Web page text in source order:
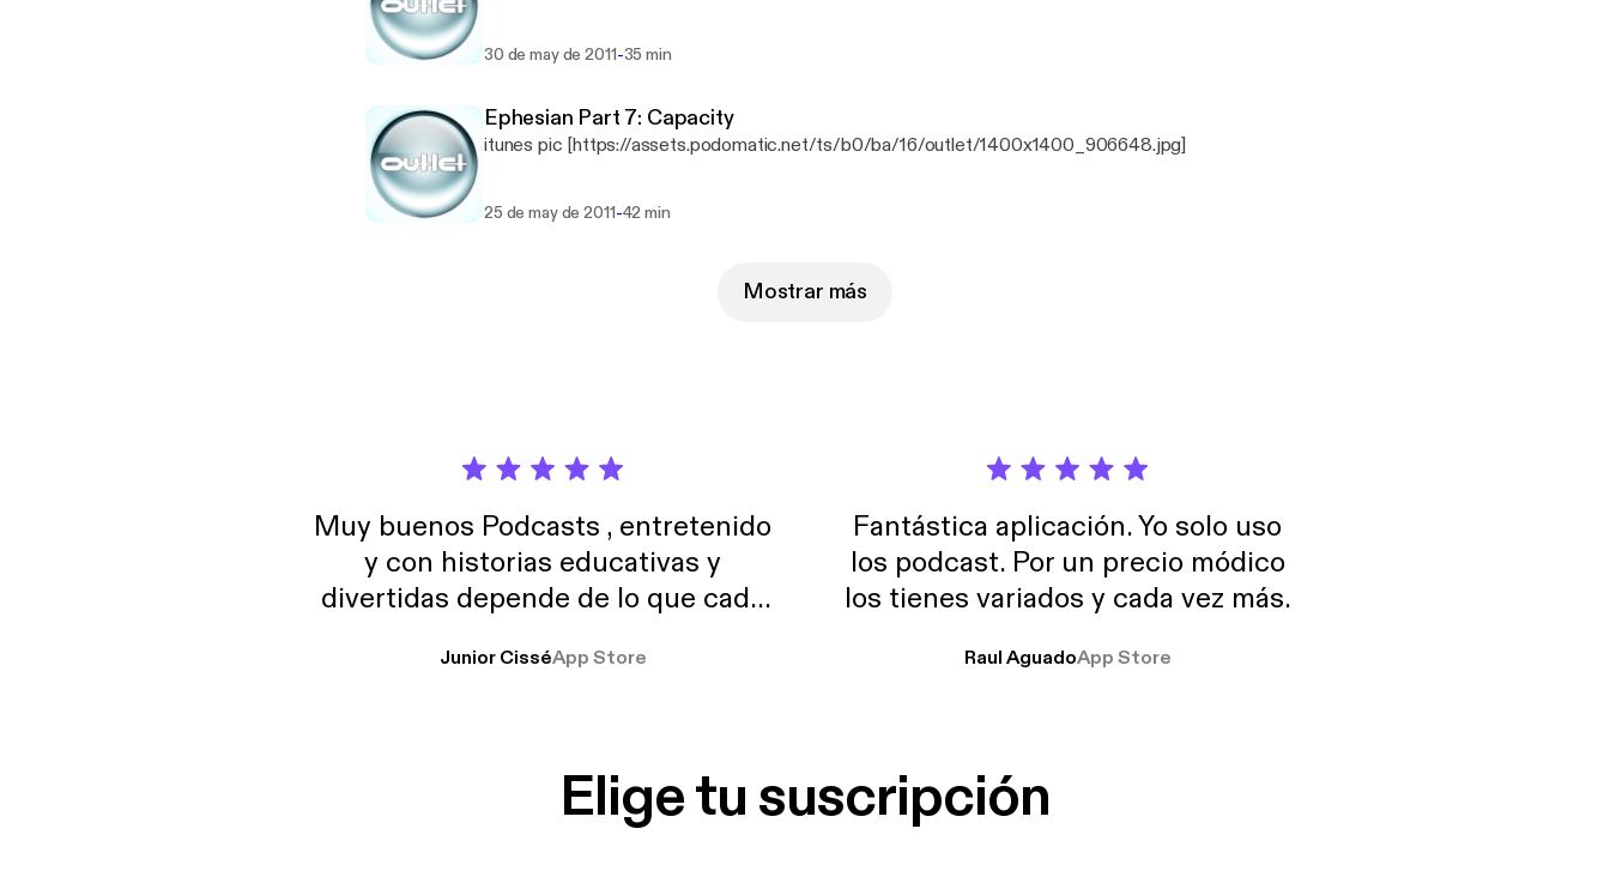
30 de may de 2011-35 min
Ephesian Part 7: Capacity
itunes pic [https://assets.podomatic.net/ts/b0/ba/16/outlet/1400x1400_906648.jpg]
25 de may de 2011-42 min
Mostrar más
Muy buenos Podcasts , entretenido
y con historias educativas y
divertidas depende de lo que cada
trabajo ya que estoy muchas horas
Junior CisséApp Store
Fantástica aplicación. Yo solo uso
los podcast. Por un precio módico
los tienes variados y cada vez más.
Raul AguadoApp Store
Elige tu suscripción